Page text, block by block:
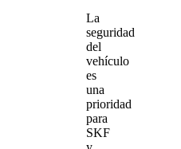
La
seguridad
del
vehículo
es
una
prioridad
para
SKF